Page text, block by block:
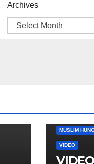
Archives
DUNIA BARAT
MUSLIM
VIDEO